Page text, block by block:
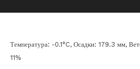
Температура: -0.1°C, Осадки: 179.3 мм,
11%